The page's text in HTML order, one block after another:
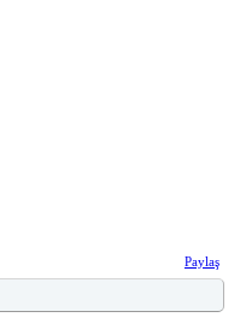
Paylaş